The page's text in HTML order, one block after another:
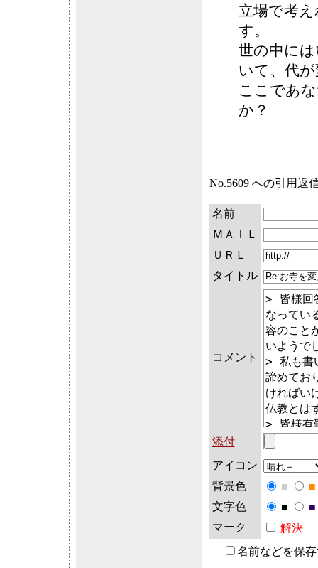
立場で考
す。
世の中に
いて、代
ここであ
か？
No.5609 への引用返
名前
ＭＡＩＬ
ＵＲＬ
タイトル
コメント
添付
アイコン
背景色
■
■
文字色
■
■
マーク
解決
名前などを保